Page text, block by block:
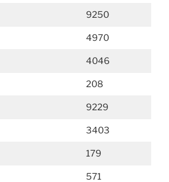
9250
4970
4046
208
9229
3403
179
571